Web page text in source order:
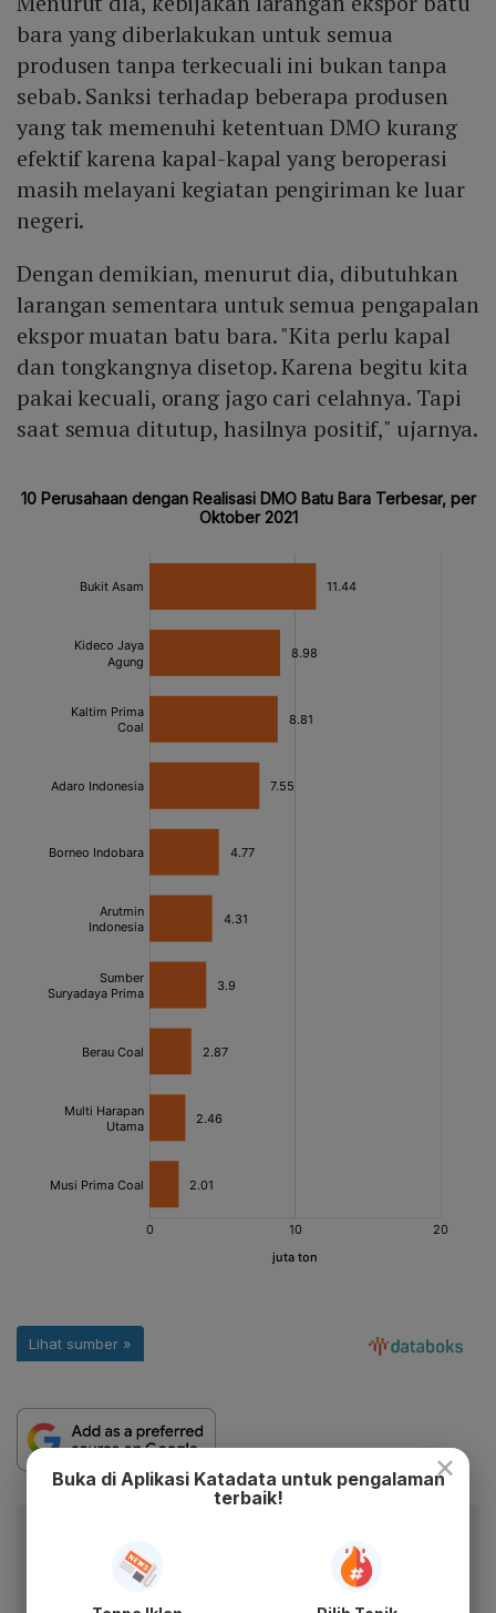
bara yang diberlakukan untuk semua
produsen tanpa terkecuali ini bukan tanpa
sebab. Sanksi terhadap beberapa produsen
yang tak memenuhi ketentuan DMO kurang
efektif karena kapal-kapal yang beroperasi
masih melayani kegiatan pengiriman ke luar
negeri.
Dengan demikian, menurut dia, dibutuhkan
larangan sementara untuk semua pengapalan
ekspor muatan batu bara. "Kita perlu kapal
dan tongkangnya disetop. Karena begitu kita
pakai kecuali, orang jago cari celahnya. Tapi
saat semua ditutup, hasilnya positif," ujarnya.
Dapatkan pengalaman membaca lebih nyaman dan nikmati
fitur menarik lainnya lewat aplikasi mobile Katadata.
×
Buka di Aplikasi Katadata untuk pengalaman
terbaik!